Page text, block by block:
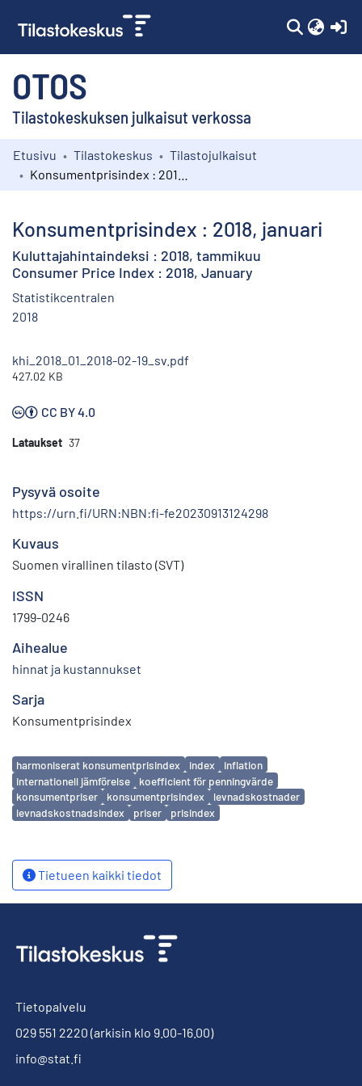
OTOS
Tilastokeskuksen julkaisut verkossa
Kokoelmat
Etusivu Tilastokeskus
Tilastojulkaisut
Konsumentprisindex : 2018, januari
Kuluttajahintaindeksi : 2018, tammikuu
Consumer Price Index : 2018, January
Statistikcentralen
2018
khi_2018_01_2018-02-19_sv.pdf
427.02 KB
CC BY 4.0
Lataukset 37
Pysyvä osoite
https://urn.fi/URN:NBN:fi-fe20230913124298
Kuvaus
Suomen virallinen tilasto (SVT)
ISSN
1799-0246
Aihealue
hinnat ja kustannukset
Sarja
Konsumentprisindex
Avainsanat
harmoniserat konsumentprisindex index
inflation
internationell jämförelse
koefficient för penningvärde
konsumentpriser
konsumentprisindex
levnadskostnader
levnadskostnadsindex
priser prisindex
Tietueen kaikki tiedot
Tietopalvelu
029 551 2220 (arkisin klo 9.00-16.00)
info@stat.fi